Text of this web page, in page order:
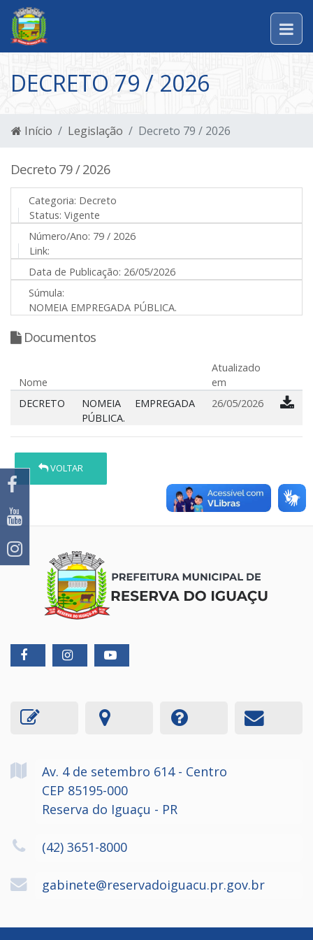
DECRETO 79 / 2026
Início Legislação Decreto 79 / 2026
Decreto 79 / 2026
Categoria: Decreto
Status: Vigente
Número/Ano: 79 / 2026
Link:
Data de Publicação: 26/05/2026
Súmula:
NOMEIA EMPREGADA PÚBLICA.
Documentos
Nome
Atualizado
em
DECRETO
NOMEIA EMPREGADA
PÚBLICA.
26/05/2026
VOLTAR
Av. 4 de setembro 614 - Centro
CEP 85195-000
Reserva do Iguaçu - PR
(42) 3651-8000
gabinete@reservadoiguacu.pr.gov.br